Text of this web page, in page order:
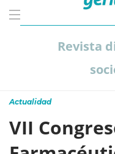
Revista
Actualidad
VII